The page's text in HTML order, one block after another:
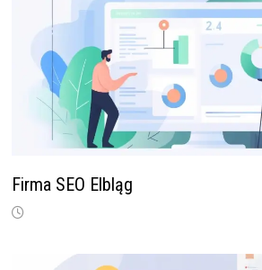
Firma SEO Elbląg